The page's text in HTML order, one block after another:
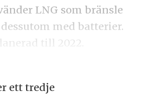
LNG som bränsle
med batterier.
till 2022.
ett tredje